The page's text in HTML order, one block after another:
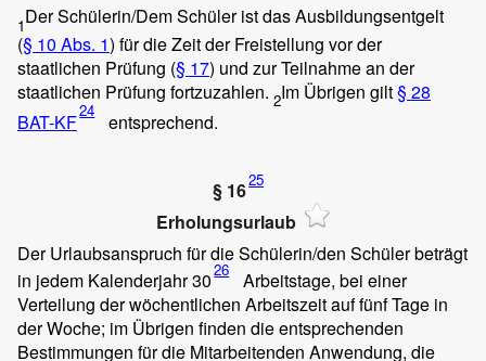
1Der Schülerin/Dem Schüler ist das Ausbildungsentgelt
(§ 10 Abs. 1) für die Zeit der Freistellung vor der
staatlichen Prüfung (§ 17) und zur Teilnahme an der
staatlichen Prüfung fortzuzahlen. 2Im Übrigen gilt§ 28
BAT-KF24 entsprechend.
§ 1625
Erholungsurlaub
Der Urlaubsanspruch für die Schülerin/den Schüler beträgt
in jedem Kalenderjahr 3026
Arbeitstage, bei einer
Verteilung der wöchentlichen Arbeitszeit auf fünf Tage in
der Woche; im Übrigen finden die entsprechenden
Bestimmungen für die Mitarbeitenden Anwendung, die